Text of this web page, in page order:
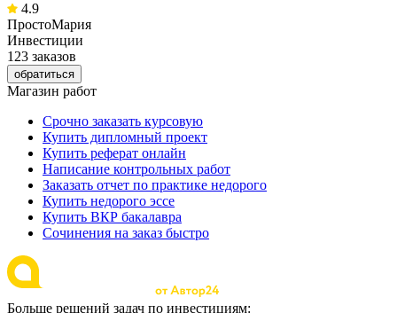
4.9
ПростоМария
Инвестиции
123 заказов
обратиться
Магазин работ
Срочно заказать курсовую
Купить дипломный проект
Купить реферат онлайн
Написание контрольных работ
Заказать отчет по практике недорого
Купить недорого эссе
Купить ВКР бакалавра
Сочинения на заказ быстро
Больше решений задач по инвестициям: